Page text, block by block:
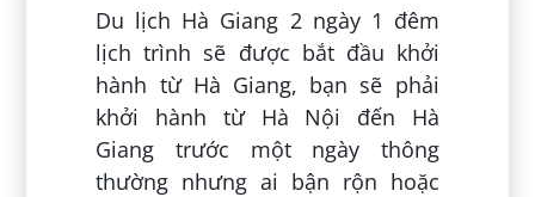
Du lịch Hà Giang 2 ngày 1 đêm
lịch trình sẽ được bắt đầu khởi
hành từ Hà Giang, bạn sẽ phải
khởi hành từ Hà Nội đến Hà
Giang trước một ngày thông
thường nhưng ai bận rộn hoặc